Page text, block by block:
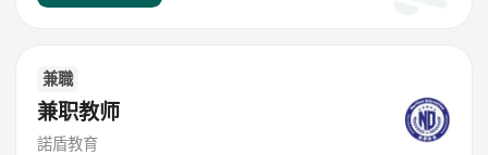
兼職
兼职教师
諾盾教育